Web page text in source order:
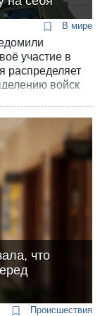
В мире
участие в
распределяет
войск
что
Происшествия